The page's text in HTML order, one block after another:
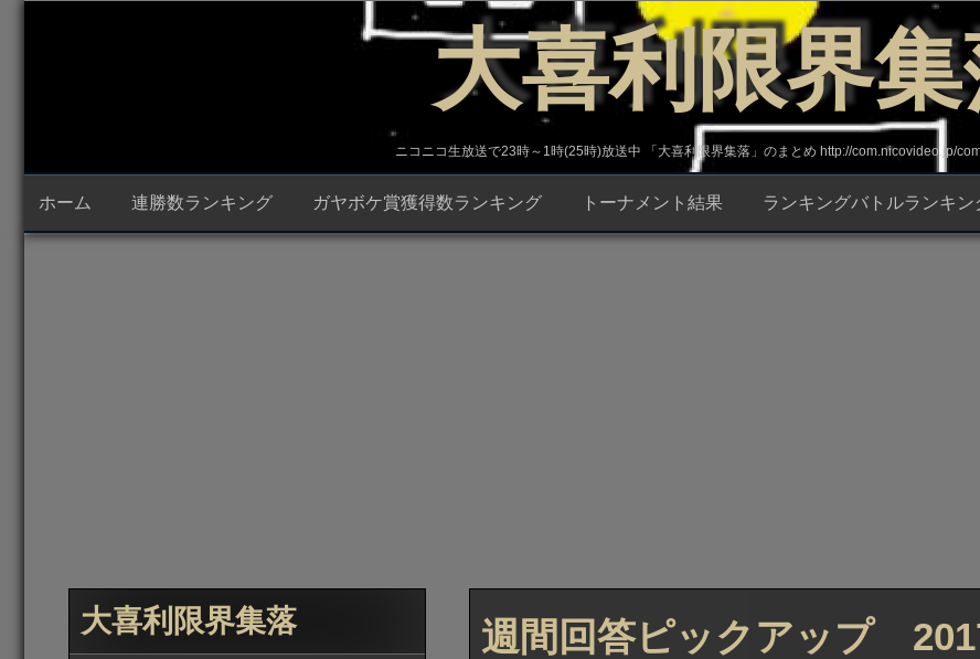
プ
大喜利限界
ニコニコ生放送で23時～1時(25時)放送中 「大喜利限界集落」のまとめ http://com.nicovideo.jp/
ホーム 連勝数ランキング ガヤボケ賞獲得数ランキング トーナメント結果 ランキングバトルランキン
週間回答ピックアップ
大喜利限界集落